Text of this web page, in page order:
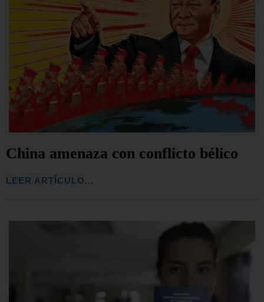
China amenaza con conflicto bélico
LEER ARTÍCULO...